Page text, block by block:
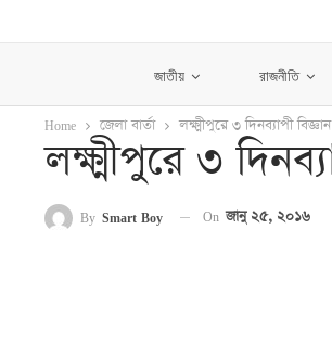
জাতীয় রাজনীতি
Home জেলা বার্তা লক্ষ্মীপুরে ৩ দিনব্যাপী
লক্ষ্মীপুরে ৩
By Smart Boy On জানু ২৫, ২০১৬